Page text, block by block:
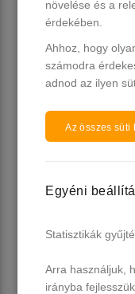
Venalisa UV/LED Gél
ml No.450
15 db raktáron
1.490 Ft
növelése és a
érdekében.
Ahhoz, hogy
számodra
adnod az ilyen
Az összes süti
Egyéni
Statisztikák
Arra használjuk,
irányba